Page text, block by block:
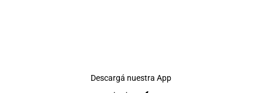
Descargá nuestra App